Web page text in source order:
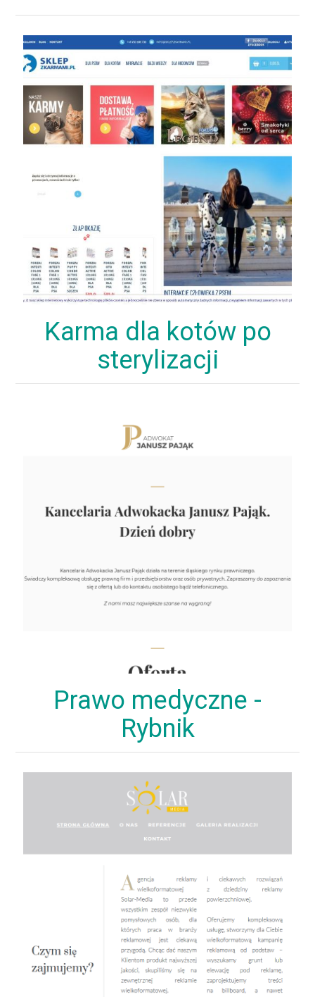
Karma dla kotów po
sterylizacji
Prawo medyczne -
Rybnik